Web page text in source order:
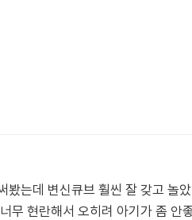
봤는데 변신큐브 훨씬 잘 갖고 놀
무 현란해서 오히려 아기가 좀 안